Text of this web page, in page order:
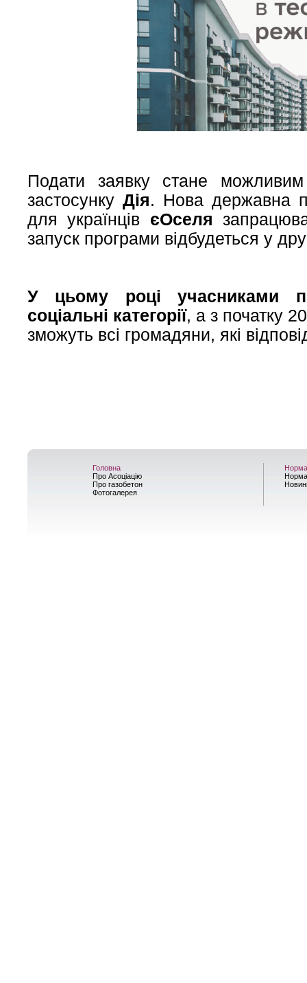
Подати заявку стане
застосунку Дія. Нова державна
для українців єОселя
запуск програми відбудеться у
У цьому році учасниками
соціальні категорії​, а з початку
зможуть всі громадяни, які
Головна
Про Асоціацію
Про газобетон
Фотогалерея